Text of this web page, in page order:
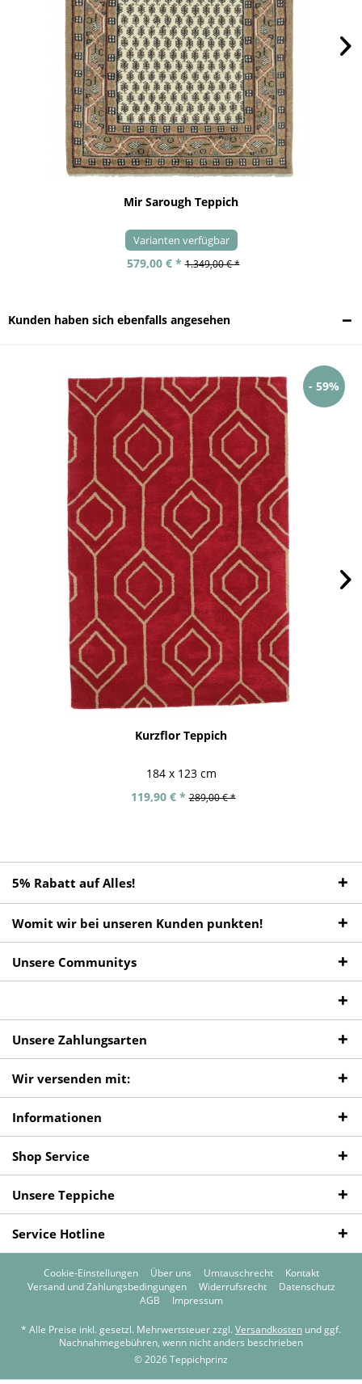
Mir Sarough Teppich
Varianten verfügbar
579,00 € * 1.349,00 € *
Kunden haben sich ebenfalls angesehen
- 59%
Kurzflor Teppich
184 x 123 cm
119,90 € * 289,00 € *
5% Rabatt auf Alles!
Womit wir bei unseren Kunden punkten!
Unsere Communitys
Unsere Zahlungsarten
Wir versenden mit:
Informationen
Shop Service
Unsere Teppiche
Service Hotline
Cookie-Einstellungen Über uns Umtauschrecht
Kontakt
Versand und Zahlungsbedingungen
Widerrufsrecht
Datenschutz
AGB
Impressum
* Alle Preise inkl. gesetzl. Mehrwertsteuer zzgl. Versandkosten und ggf.
Nachnahmegebühren, wenn nicht anders beschrieben
© 2026 Teppichprinz